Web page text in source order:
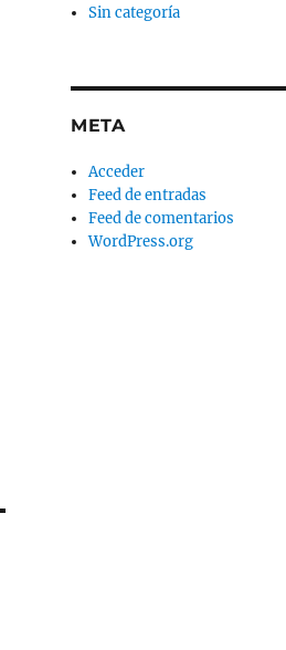
Sin categoría
META
Acceder
Feed de entradas
Feed de comentarios
WordPress.org